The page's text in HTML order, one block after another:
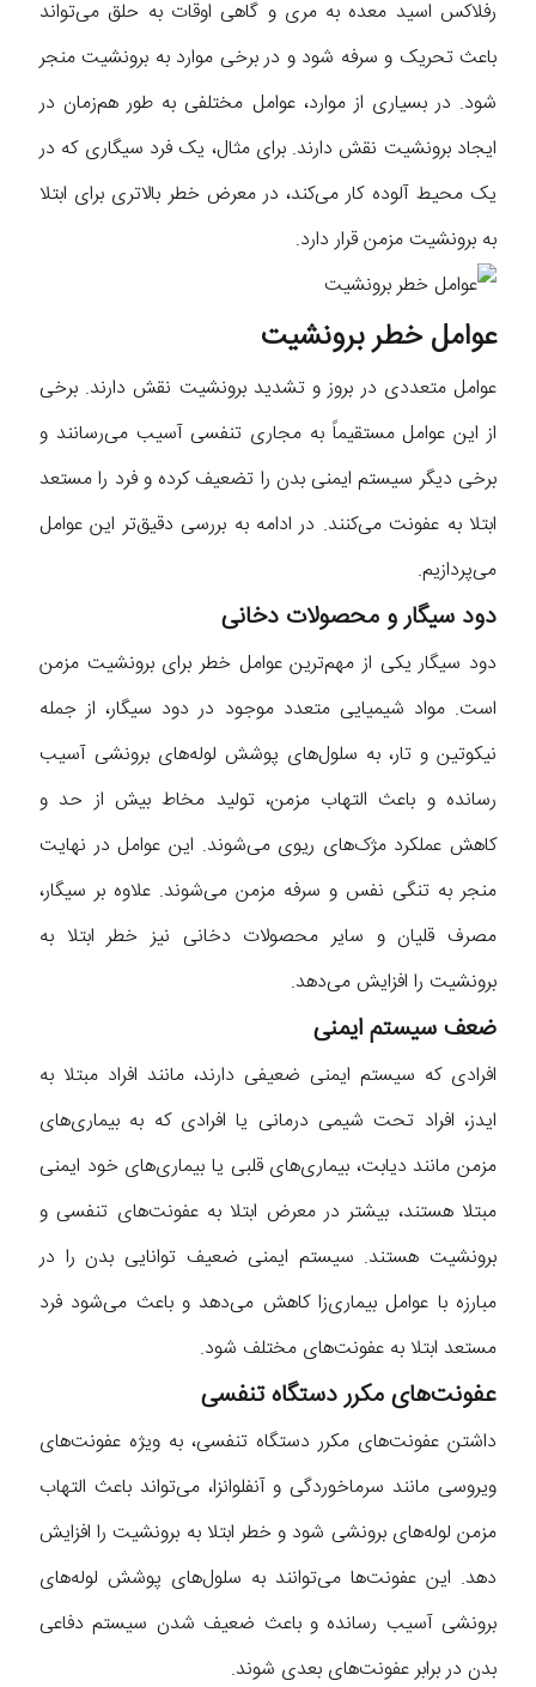
رفلاکس اسید معده به مری و گاهی اوقات به حلق می‌تواند
باعث تحریک و سرفه شود و در برخی موارد به برونشیت منجر
شود. در بسیاری از موارد، عوامل مختلفی به طور هم‌زمان در
ایجاد برونشیت نقش دارند. برای مثال، یک فرد سیگاری که در
یک محیط آلوده کار می‌کند، در معرض خطر بالاتری برای ابتلا
به برونشیت مزمن قرار دارد.
عوامل خطر برونشیت
عوامل متعددی در بروز و تشدید برونشیت نقش دارند. برخی
از این عوامل مستقیماً به مجاری تنفسی آسیب می‌رسانند و
برخی دیگر سیستم ایمنی بدن را تضعیف کرده و فرد را مستعد
ابتلا به عفونت می‌کنند. در ادامه به بررسی دقیق‌تر این عوامل
می‌پردازیم.
دود سیگار و محصولات دخانی
دود سیگار یکی از مهم‌ترین عوامل خطر برای برونشیت مزمن
است. مواد شیمیایی متعدد موجود در دود سیگار، از جمله
نیکوتین و تار، به سلول‌های پوشش لوله‌های برونشی آسیب
رسانده و باعث التهاب مزمن، تولید مخاط بیش از حد و
کاهش عملکرد مژک‌های ریوی می‌شوند. این عوامل در نهایت
منجر به تنگی نفس و سرفه مزمن می‌شوند. علاوه بر سیگار،
مصرف قلیان و سایر محصولات دخانی نیز خطر ابتلا به
برونشیت را افزایش می‌دهد.
ضعف سیستم ایمنی
افرادی که سیستم ایمنی ضعیفی دارند، مانند افراد مبتلا به
ایدز، افراد تحت شیمی درمانی یا افرادی که به بیماری‌های
مزمن مانند دیابت، بیماری‌های قلبی یا بیماری‌های خود ایمنی
مبتلا هستند، بیشتر در معرض ابتلا به عفونت‌های تنفسی و
برونشیت هستند. سیستم ایمنی ضعیف توانایی بدن را در
مبارزه با عوامل بیماری‌زا کاهش می‌دهد و باعث می‌شود فرد
مستعد ابتلا به عفونت‌های مختلف شود.
عفونت‌های مکرر دستگاه تنفسی
داشتن عفونت‌های مکرر دستگاه تنفسی، به ویژه عفونت‌های
ویروسی مانند سرماخوردگی و آنفلوانزا، می‌تواند باعث التهاب
مزمن لوله‌های برونشی شود و خطر ابتلا به برونشیت را افزایش
دهد. این عفونت‌ها می‌توانند به سلول‌های پوشش لوله‌های
برونشی آسیب رسانده و باعث ضعیف شدن سیستم دفاعی
بدن در برابر عفونت‌های بعدی شوند.